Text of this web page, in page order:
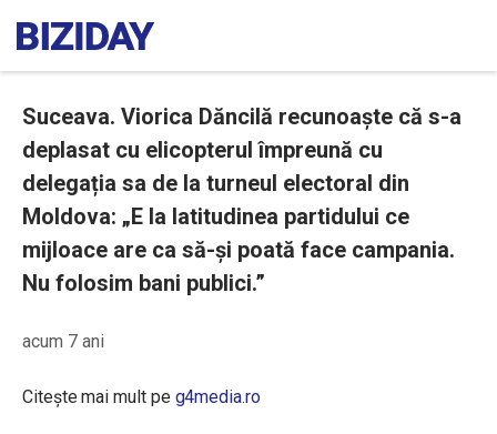
Suceava. Viorica Dăncilă recunoaște că s-a
deplasat cu elicopterul împreună cu
delegația sa de la turneul electoral din
Moldova: „E la latitudinea partidului ce
mijloace are ca să-și poată face campania.
Nu folosim bani publici.”
acum 7 ani
Citește mai mult pe g4media.ro